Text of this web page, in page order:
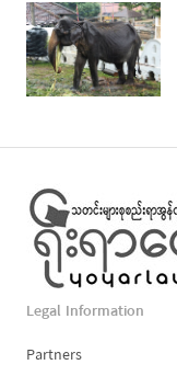
Legal Information
Partners